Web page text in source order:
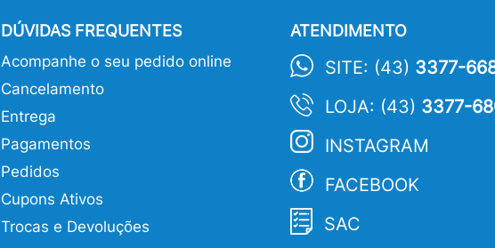
DÚVIDAS FREQUENTES
Acompanhe o seu pedido online
Cancelamento
Entrega
Pagamentos
Pedidos
Cupons Ativos
Trocas e Devoluções
ATENDIMENTO
SITE: (43) 3377-
LOJA: (43) 3377-
INSTAGRAM
FACEBOOK
SAC